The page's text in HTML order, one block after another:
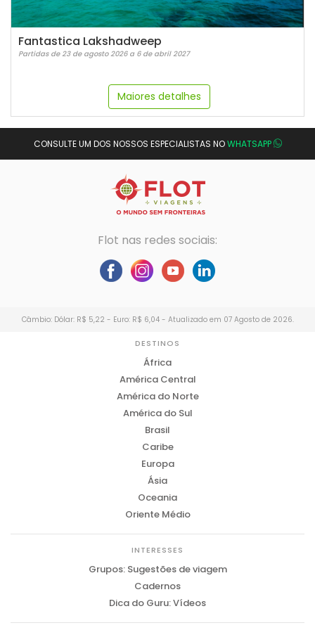
Fantastica Lakshadweep
Partidas de 23 de agosto 2026 a 6 de abril 2027
Maiores detalhes
CONSULTE UM DOS NOSSOS ESPECIALISTAS NOWHATSAPP
Flot nas redes sociais:
Câmbio: Dólar: R$ 5,22 - Euro: R$ 6,04 - Atualizado em 07 Agosto de 2026.
DESTINOS
África
América Central
América do Norte
América do Sul
Brasil
Caribe
Europa
Ásia
Oceania
Oriente Médio
INTERESSES
Grupos: Sugestões de viagem
Cadernos
Dica do Guru: Vídeos